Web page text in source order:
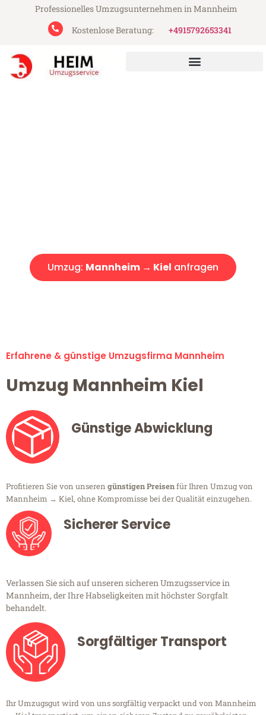
Professionelles Umzugsunternehmen in Mannheim
Kostenlose Beratung:
+4915792653341
Umzug: Mannheim → Kiel anfragen
Erfahrene & günstige Umzugsfirma Mannheim
Umzug Mannheim Kiel
Günstige Abwicklung
Profitieren Sie von unseren günstigen Preisenfür Ihren Umzug von
Mannheim → Kiel, ohne Kompromisse bei der Qualität einzugehen.
Sicherer Service
Verlassen Sie sich auf unseren sicheren Umzugsservice in
Mannheim, der Ihre Habseligkeiten mit höchster Sorgfalt
behandelt.
Sorgfältiger Transport
Ihr Umzugsgut wird von uns sorgfältig verpackt und von Mannheim